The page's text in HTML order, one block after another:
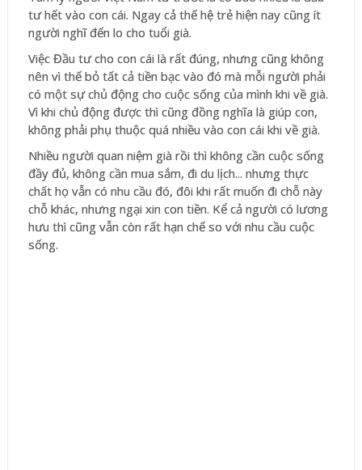
tư hết vào con cái. Ngay cả thế hệ trẻ hiện nay cũng ít
người nghĩ đến lo cho tuổi già.
Việc Đầu tư cho con cái là rất đúng, nhưng cũng không
nên vì thế bỏ tất cả tiền bạc vào đó mà mỗi người phải
có một sự chủ động cho cuộc sống của mình khi về già.
Vì khi chủ động được thì cũng đồng nghĩa là giúp con,
không phải phụ thuộc quá nhiều vào con cái khi về già.
Nhiều người quan niệm già rồi thì không cần cuộc sống
đầy đủ, không cần mua sắm, đi du lịch... nhưng thực
chất họ vẫn có nhu cầu đó, đôi khi rất muốn đi chỗ này
chỗ khác, nhưng ngại xin con tiền. Kể cả người có lương
hưu thì cũng vẫn còn rất hạn chế so với nhu cầu cuộc
sống.